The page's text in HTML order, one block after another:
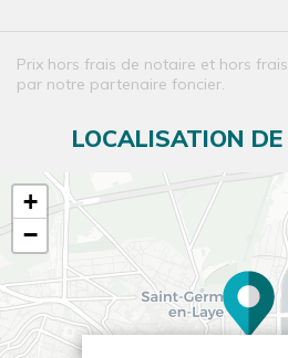
Prix hors frais de notaire et hors
par notre partenaire foncier.
LOCALISATION
+
−